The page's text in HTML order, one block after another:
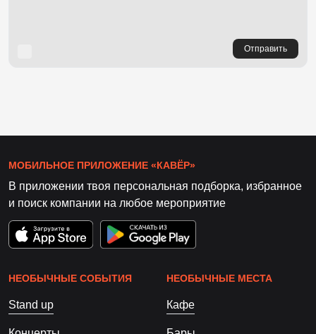
Отправить
МОБИЛЬНОЕ ПРИЛОЖЕНИЕ «КАВЁР»
В приложении твоя персональная подборка, избранное
и поиск компании на любое мероприятие
НЕОБЫЧНЫЕ СОБЫТИЯ
Stand up
НЕОБЫЧНЫЕ МЕСТА
Кафе